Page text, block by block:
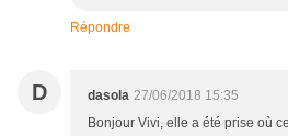
Répondre
D dasola 27/06/2018 15:35
Bonjour Vivi, elle a été prise où